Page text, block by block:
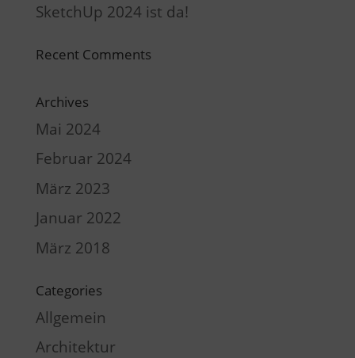
SketchUp 2024 ist da!
Recent Comments
Archives
Mai 2024
Februar 2024
März 2023
Januar 2022
März 2018
Categories
Allgemein
Architektur